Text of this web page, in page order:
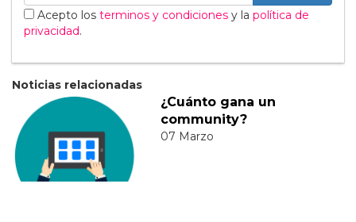
Acepto los terminos y condiciones y la política de
privacidad.
Noticias relacionadas
¿Cuánto gana un
community?
07 Marzo